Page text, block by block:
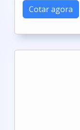
Cotar agora